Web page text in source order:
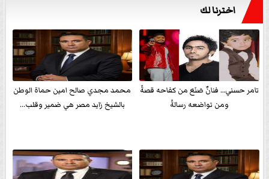
اخترنا لك
تامر حسني… فنانٌ صَنَعَ من كفاحه قصةً
ومن تواضعه رسالةً
محمد مجدي صالح امين حماة الوطن
بالشيخ زايد مصر هي ضمير وقلب...